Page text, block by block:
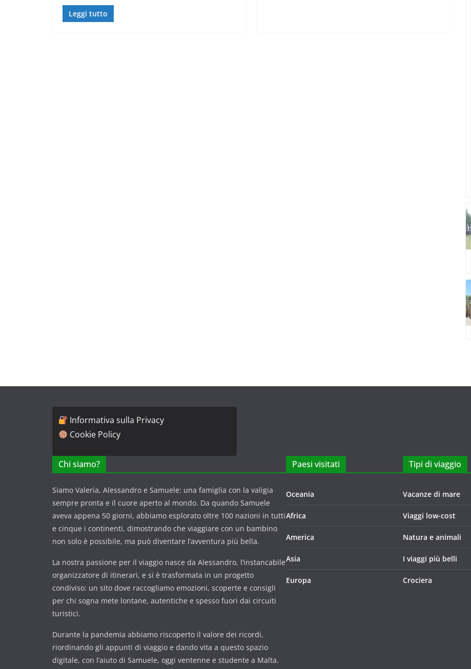
Leggi tutto
Informativa sulla Privacy
Cookie Policy
Chi siamo?
Siamo Valeria, Alessandro e Samuele: una famiglia con la valigia
sempre pronta e il cuore aperto al mondo. Da quando Samuele
aveva appena 50 giorni, abbiamo esplorato oltre 100 nazioni in tutti
e cinque i continenti, dimostrando che viaggiare con un bambino
non solo è possibile, ma può diventare l’avventura più bella.
La nostra passione per il viaggio nasce da Alessandro, l’instancabile
organizzatore di itinerari, e si è trasformata in un progetto
condiviso: un sito dove raccogliamo emozioni, scoperte e consigli
per chi sogna mete lontane, autentiche e spesso fuori dai circuiti
turistici.
Durante la pandemia abbiamo riscoperto il valore dei ricordi,
riordinando gli appunti di viaggio e dando vita a questo spazio
digitale, con l’aiuto di Samuele, oggi ventenne e studente a Malta.
Paesi visitati
Oceania
Africa
America
Asia
Europa
Tipi di viaggio
Vacanze di mare
Viaggi low-cost
Natura e animali
I viaggi più belli
Crociera